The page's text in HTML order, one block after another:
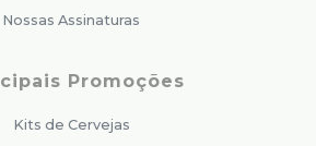
Nossas Assinaturas
Promoções
Kits de Cervejas